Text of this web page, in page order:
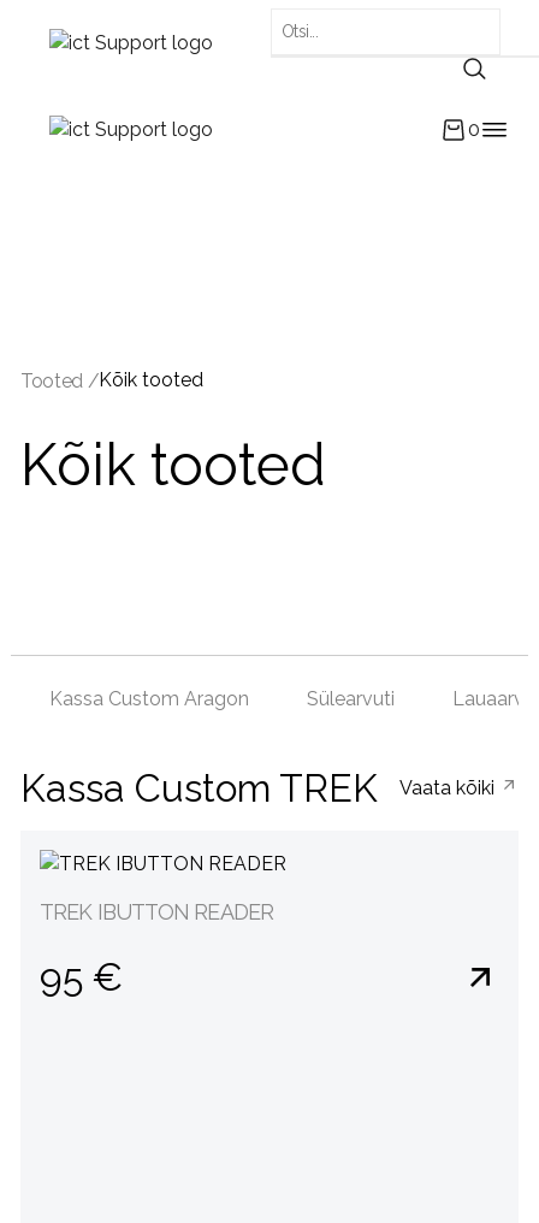
0
Tooted /Kõik tooted
Kõik tooted
Kassa Custom Aragon Sülearvuti
Kassa Custom TREK Vaata kõiki
TREK IBUTTON READER
95 €